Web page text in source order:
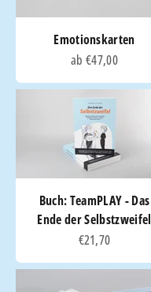
Emotionskarten
Angebot
ab €47,00
Buch: TeamPLAY - Das
Ende der Selbstzweifel
Angebot
€21,70